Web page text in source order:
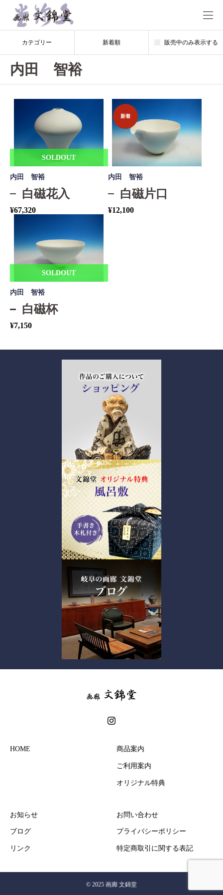
カテゴリー 新着順 販売中のみ表示する
内田 智裕
内田 智裕
白磁花入
¥67,320
SOLDOUT
新着
内田 智裕
白磁片口
¥12,100
内田 智裕
白磁杯
¥7,150
SOLDOUT
HOME 商品案内
ご利用案内
オリジナル特典
お知らせ
ブログ
リンク
お問い合わせ
プライバシーポリシー
特定商取引に関する表記
© 2025 画廊 文錦堂